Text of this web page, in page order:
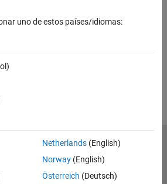
uno de estos países/idiomas:
Netherlands(English)
Norway(English)
Österreich (Deutsch)
Marcas comerciales
Antipiratería
Estado de las aplicaciones